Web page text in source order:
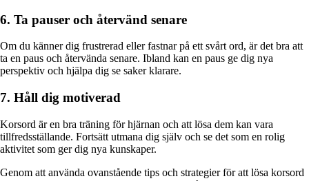
6. Ta pauser och återvänd senare
Om du känner dig frustrerad eller fastnar på ett svårt ord, är det bra att
ta en paus och återvända senare. Ibland kan en paus ge dig nya
perspektiv och hjälpa dig se saker klarare.
7. Håll dig motiverad
Korsord är en bra träning för hjärnan och att lösa dem kan vara
tillfredsställande. Fortsätt utmana dig själv och se det som en rolig
aktivitet som ger dig nya kunskaper.
Genom att använda ovanstående tips och strategier för att lösa korsord